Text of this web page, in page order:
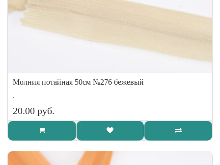
Молния потайная 50см №276 бежевый
..
20.00 руб.